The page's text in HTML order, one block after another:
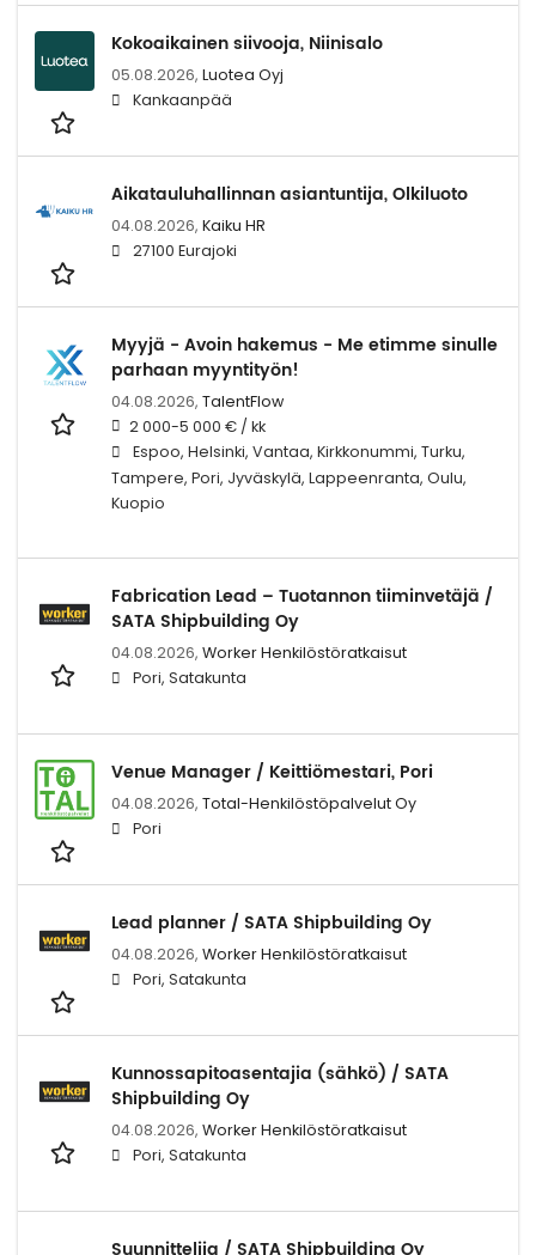
Kokoaikainen siivooja, Niinisalo
05.08.2026, Luotea Oyj
Kankaanpää
Aikatauluhallinnan asiantuntija, Olkiluoto
04.08.2026, Kaiku HR
27100 Eurajoki
Myyjä - Avoin hakemus - Me etimme sinulle
parhaan myyntityön!
04.08.2026, TalentFlow
2 000-5 000 € / kk
Espoo, Helsinki, Vantaa, Kirkkonummi, Turku,
Tampere, Pori, Jyväskylä, Lappeenranta, Oulu,
Kuopio
Fabrication Lead – Tuotannon tiiminvetäjä /
SATA Shipbuilding Oy
04.08.2026, Worker Henkilöstöratkaisut
Pori, Satakunta
Venue Manager / Keittiömestari, Pori
04.08.2026, Total-Henkilöstöpalvelut Oy
Pori
Lead planner / SATA Shipbuilding Oy
04.08.2026, Worker Henkilöstöratkaisut
Pori, Satakunta
Kunnossapitoasentajia (sähkö) / SATA
Shipbuilding Oy
04.08.2026, Worker Henkilöstöratkaisut
Pori, Satakunta